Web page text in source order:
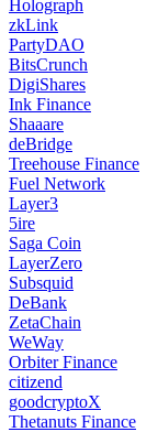
Holograph
zkLink
PartyDAO
BitsCrunch
DigiShares
Ink Finance
Shaaare
deBridge
Treehouse Finance
Fuel Network
Layer3
5ire
Saga Coin
LayerZero
Subsquid
DeBank
ZetaChain
WeWay
Orbiter Finance
citizend
goodcryptoX
Thetanuts Finance